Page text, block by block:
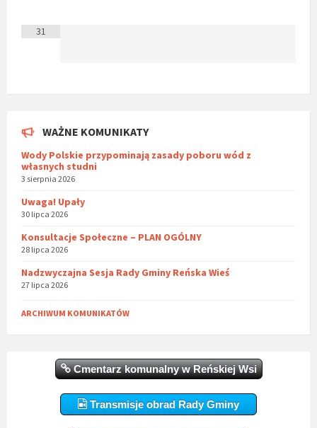
31
WAŻNE KOMUNIKATY
Wody Polskie przypominają zasady poboru wód z
własnych studni
3 sierpnia 2026
Uwaga! Upały
30 lipca 2026
Konsultacje Społeczne – PLAN OGÓLNY
28 lipca 2026
Nadzwyczajna Sesja Rady Gminy Reńska Wieś
27 lipca 2026
ARCHIWUM KOMUNIKATÓW
Cmentarz komunalny w Reńskiej Wsi
Transmisje obrad Rady Gminy